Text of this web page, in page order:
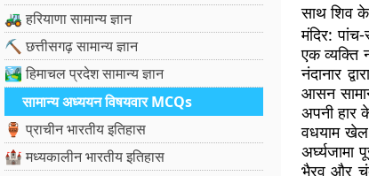
🚜 हरियाणा सामान्य ज्ञान
⛏️ छत्तीसगढ़ सामान्य ज्ञान
🏞️ हिमाचल प्रदेश सामान्य ज्ञान
सामान्य अध्ययन विषयवार MCQs
🏺 प्राचीन भारतीय इतिहास
🏰 मध्यकालीन भारतीय इतिहास
साथ शिव
मंदिर:
एक व्यक्ति
नंदानार
आसन
अपनी हार
वधयाम खेल
भैरव और